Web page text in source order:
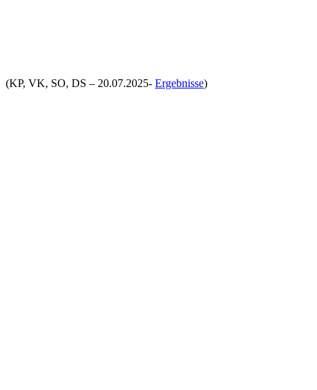
(KP, VK, SO, DS – 20.07.2025- Ergebnisse)